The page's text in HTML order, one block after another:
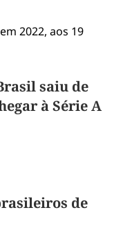
saiu de
à Série A
de